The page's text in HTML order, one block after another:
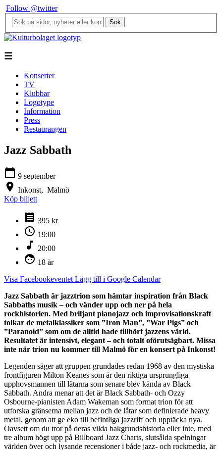
Follow @twitter
Sök
☰
Konserter
TV
Klubbar
Logotype
Information
Press
Restaurangen
Jazz Sabbath
calendar_today 9 september
location_on Inkonst, Malmö
Köp biljett
receipt 395 kr
schedule 19:00
music_note 20:00
face 18 år
Visa Facebookeventet Lägg till i Google Calendar
Jazz Sabbath är jazztrion som hämtar inspiration från Black
Sabbaths musik – och vänder upp och ner på hela
rockhistorien. Med briljant pianojazz och improvisationskraft
tolkar de metalklassiker som ”Iron Man”, ”War Pigs” och
”Paranoid” som om de alltid hade tillhört jazzens värld.
Resultatet är intensivt, elegant – och totalt oförutsägbart. Missa
inte när trion nu kommer till Malmö för en konsert på Inkonst!
Legenden säger att gruppen grundades redan 1968 av den mystiska
frontfiguren Milton Keanes som är den riktiga ursprungliga
upphovsmannen till låtarna som senare blev kända av Black
Sabbath. Andra menar att det är Black Sabbath- och Ozzy
Osbourne-pianisten Adam Wakeman som format trion för att
utforska gränserna mellan jazz och de låtar som definierade heavy
metal, genom att ge eko till befintliga jazzriff och upptäcka nya.
Oavsett om du tror på deras vilda bakgrundshistoria eller inte, med
tre album högt upp på Billboard Jazz Charts, slutsålda spelningar
världen över och lysande recensioner i både jazz- och rockmedia, är